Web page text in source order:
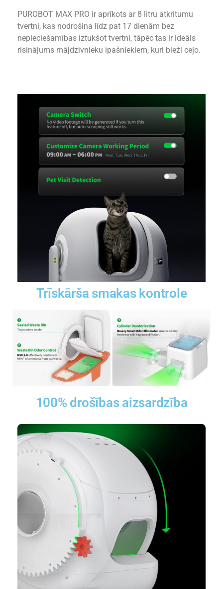
PUROBOT MAX PRO ir aprīkots ar 8 litru atkritumu
tvertni, kas nodrošina līdz pat 17 dienām bez
nepieciešamības iztukšot tvertni, tāpēc tas ir ideāls
risinājums mājdzīvnieku īpašniekiem, kuri bieži ceļo.
Trīskārša smakas kontrole
100% drošības aizsardzība